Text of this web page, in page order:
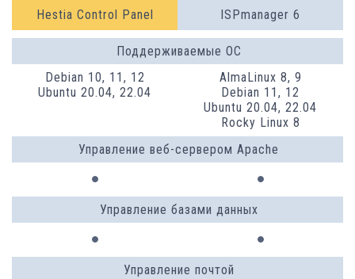
Hestia Control Panel ISPmanager 6
Поддерживаемые ОС
Debian 10, 11, 12
Ubuntu 20.04, 22.04
AlmaLinux 8, 9
Debian 11, 12
Ubuntu 20.04, 22.04
Rocky Linux 8
Управление веб-сервером Apache
Управление базами данных
Управление почтой